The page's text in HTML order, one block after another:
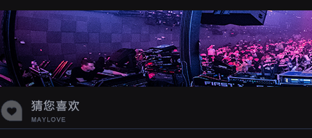
蝉爸爸妈妈爱存在夏天的风是想你的
声音啊